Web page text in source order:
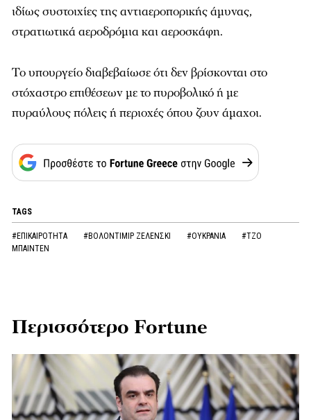
ιδίως συστοιχίες της αντιαεροπορικής άμυνας,
στρατιωτικά αεροδρόμια και αεροσκάφη.
Το υπουργείο διαβεβαίωσε ότι δεν βρίσκονται στο
στόχαστρο επιθέσεων με το πυροβολικό ή με
πυραύλους πόλεις ή περιοχές όπου ζουν άμαχοι.
TAGS
#ΕΠΙΚΑΙΡΟΤΗΤΑ #ΒΟΛΟΝΤΙΜΙΡ ΖΕΛΕΝΣΚΙ #ΟΥΚΡΑΝΙΑ
#ΤΖΟ
ΜΠΑΙΝΤΕΝ
Περισσότερο Fortune